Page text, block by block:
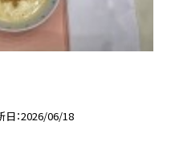
日 2026/06/18